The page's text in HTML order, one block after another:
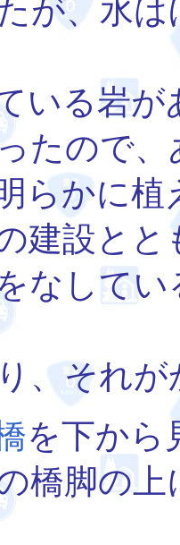
が、水
いる岩が
たので
かに植
建設と
なして
、それが
を下から
橋脚の